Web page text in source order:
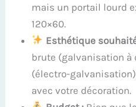
mais un portail lourd
120×60.
Esthétique
brute (galvanisation à
(électro-galvanisation)
avec votre décoration.